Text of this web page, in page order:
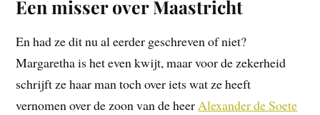
Een misser over Maastricht
En had ze dit nu al eerder geschreven of niet?
Margaretha is het even kwijt, maar voor de zekerheid
schrijft ze haar man toch over iets wat ze heeft
vernomen over de zoon van de heerAlexander de Soete